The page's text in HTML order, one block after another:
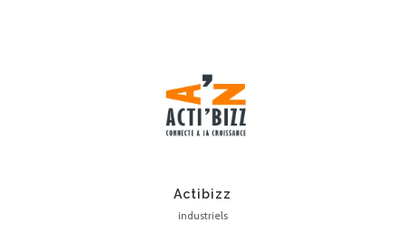
Actibizz
industriels